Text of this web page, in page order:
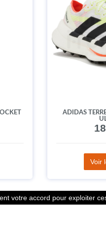
ADIDAS
Voir
votre accord pour exploiter